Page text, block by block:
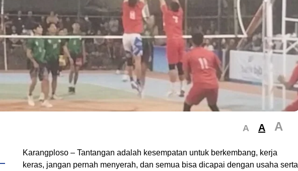
A A A
Karangploso – Tantangan adalah kesempatan untuk berkembang, kerja
keras, jangan pernah menyerah, dan semua bisa dicapai dengan usaha serta